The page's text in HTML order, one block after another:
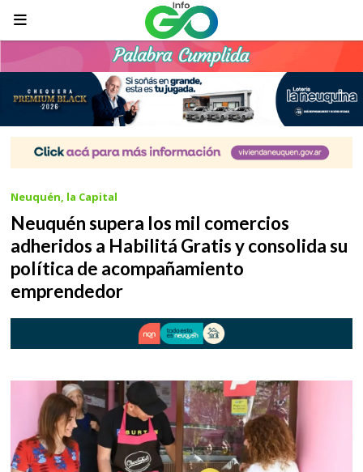
Neuquén supera los mil comercios
adheridos a Habilitá Gratis y consolida su
política de acompañamiento
emprendedor
Neuquén, la Capital